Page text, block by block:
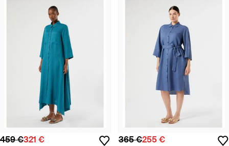
459 €321 € 365 €255 €